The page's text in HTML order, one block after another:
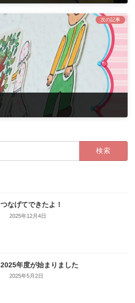
次の記事
つなげてできたよ！
2025年12月4日
2025年度が始まりました
2025年5月2日